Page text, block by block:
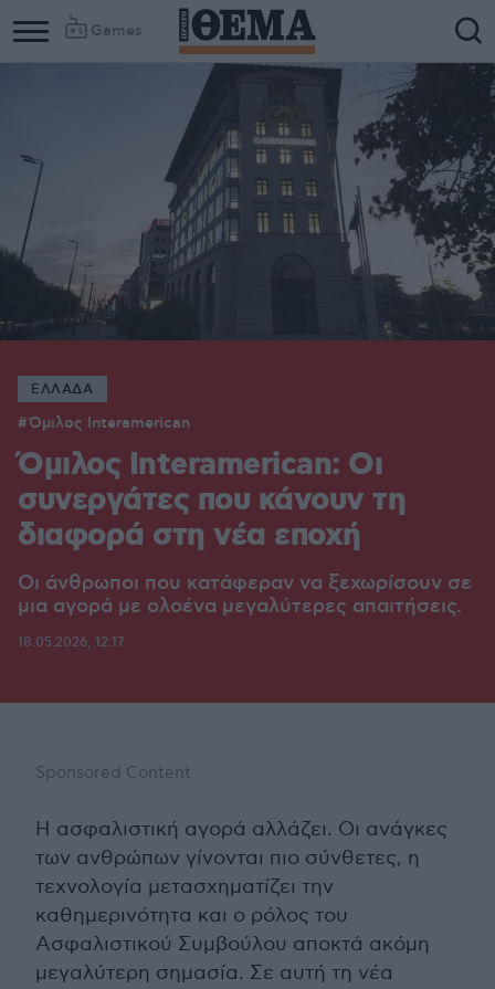
Games
ΕΛΛΑΔΑ
Όμιλος Interamerican
Όμιλος Interamerican: Οι
συνεργάτες που κάνουν τη
διαφορά στη νέα εποχή
Οι άνθρωποι που κατάφεραν να ξεχωρίσουν σε
μια αγορά με ολοένα μεγαλύτερες απαιτήσεις.
18.05.2026, 12:17
Sponsored Content
Η ασφαλιστική αγορά αλλάζει. Οι ανάγκες
των ανθρώπων γίνονται πιο σύνθετες, η
τεχνολογία μετασχηματίζει την
καθημερινότητα και ο ρόλος του
Ασφαλιστικού Συμβούλου αποκτά ακόμη
μεγαλύτερη σημασία. Σε αυτή τη νέα